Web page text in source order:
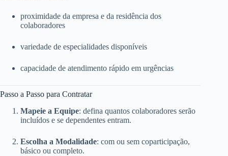
proximidade da empresa e da residência dos
colaboradores
variedade de especialidades disponíveis
capacidade de atendimento rápido em urgências
Passo a Passo para Contratar
Mapeie a Equipe: defina quantos colaboradores serão
incluídos e se dependentes entram.
Escolha a Modalidade: com ou sem coparticipação,
básico ou completo.